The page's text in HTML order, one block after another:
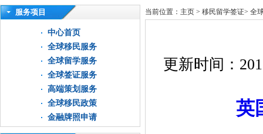
高新技术企业认定审计|企业所得税汇算清缴申报鉴证
服务项目
中心首页
全球移民服务
全球留学服务
全球签证服务
高端策划服务
全球移民政策
金融牌照申请
当前位置： 主页 > 移民留学签证> 全
更新时间：
英